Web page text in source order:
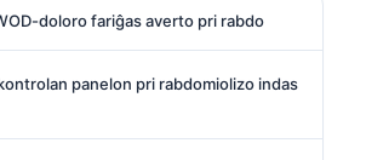
doloro fariĝas averto pri rabdo
panelon pri rabdomiolizo indas